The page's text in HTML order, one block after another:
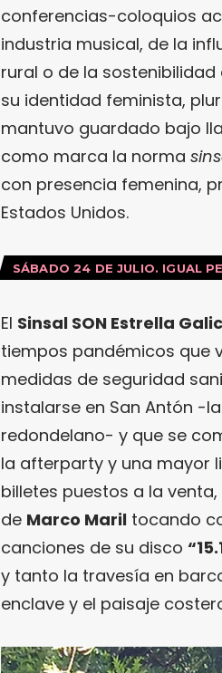
conferencias-coloquios
industria musical, de la
rural o de la
su identidad feminista,
mantuvo guardado bajo
como marca la norma
con presencia femenina,
Estados Unidos.
SÁBADO 24 DE JULIO. IGUAL
El Sinsal SON Estrella
tiempos pandémicos que
medidas de seguridad
instalarse en San Antón -
redondelano- y que se
la afterparty y una mayor
billetes puestos a la
de Marco Maril tocando
canciones de su disco
y tanto la travesía en
enclave y el paisaje